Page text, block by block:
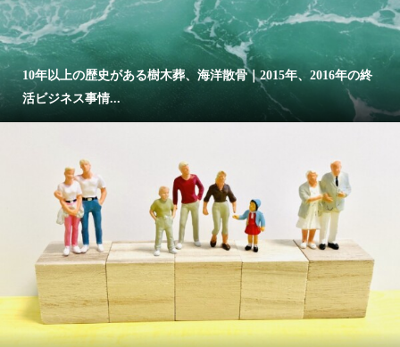
10年以上の歴史がある樹木葬、海洋散骨｜2015年、2016年の終
活ビジネス事情...